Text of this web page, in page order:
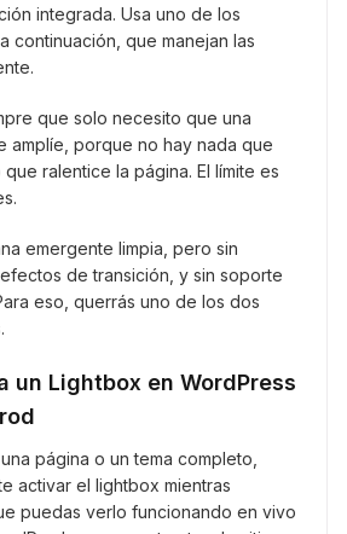
integrada. Usa uno de los
continuación, que manejan las
que solo necesito que una
amplíe, porque no hay nada que
ralentice la página. El límite es
emergente limpia, pero sin
de transición, y sin soporte
eso, querrás uno de los dos
un Lightbox en WordPress
página o un tema completo,
activar el lightbox mientras
puedas verlo funcionando en vivo